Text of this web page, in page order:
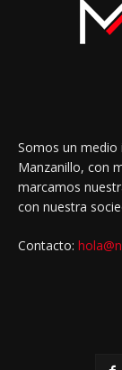
Somos un
Manzanillo, con
marcamos
con nuestra
Contacto: